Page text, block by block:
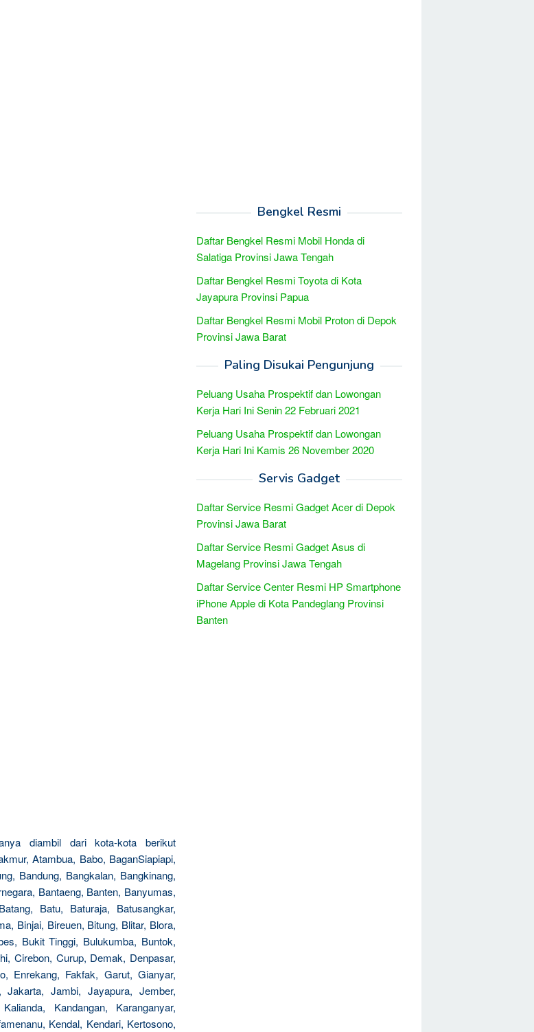
diambil dari kota-kota berikut
Atambua, Babo, BaganSiapiapi,
Bandung, Bangkalan, Bangkinang,
Bantaeng, Banten, Banyumas,
Batu, Baturaja, Batusangkar,
Binjai, Bireuen, Bitung, Blitar, Blora,
Bukit Tinggi, Bulukumba, Buntok,
Cirebon, Curup, Demak, Denpasar,
Enrekang, Fakfak, Garut, Gianyar,
Jakarta, Jambi, Jayapura, Jember,
Kandangan, Karanganyar,
Kendal, Kendari, Kertosono,
Bengkel Resmi
Daftar Bengkel Resmi Mobil Honda di
Salatiga Provinsi Jawa Tengah
Daftar Bengkel Resmi Toyota di Kota
Jayapura Provinsi Papua
Daftar Bengkel Resmi Mobil Proton di Depok
Provinsi Jawa Barat
Paling Disukai Pengunjung
Peluang Usaha Prospektif dan Lowongan
Kerja Hari Ini Senin 22 Februari 2021
Peluang Usaha Prospektif dan Lowongan
Kerja Hari Ini Kamis 26 November 2020
Servis Gadget
Daftar Service Resmi Gadget Acer di Depok
Provinsi Jawa Barat
Daftar Service Resmi Gadget Asus di
Magelang Provinsi Jawa Tengah
Daftar Service Center Resmi HP Smartphone
iPhone Apple di Kota Pandeglang Provinsi
Banten